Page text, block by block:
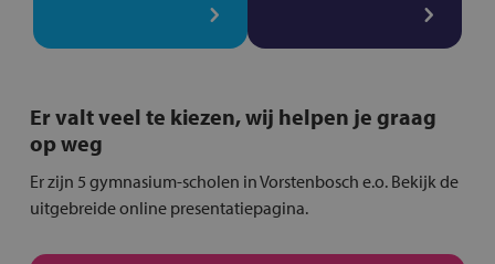
Er valt veel te kiezen, wij helpen je graag
op weg
Er zijn 5 gymnasium-scholen in Vorstenbosch e.o. Bekijk de
uitgebreide online presentatiepagina.